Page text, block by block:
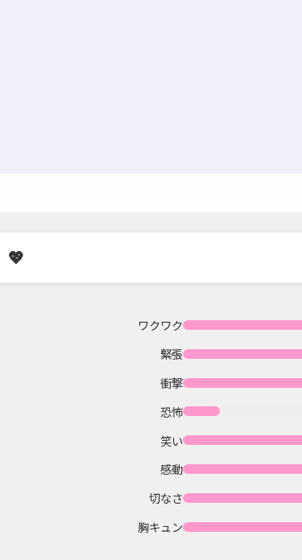
ワクワク
緊張
衝撃
恐怖
笑い
感動
切なさ
胸キュン